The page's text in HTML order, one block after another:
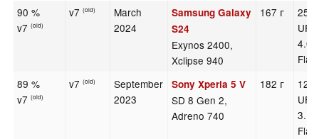
90 %
v7(old)
v7(old)
March
2024
Samsung Galaxy
S24
Exynos 2400,
Xclipse 940
167 г
256
UFS
4.0
89 %
v7(old)
v7(old)
September
2023
Sony Xperia 5 V
SD 8 Gen 2,
Adreno 740
182 г
128
UFS
3.1